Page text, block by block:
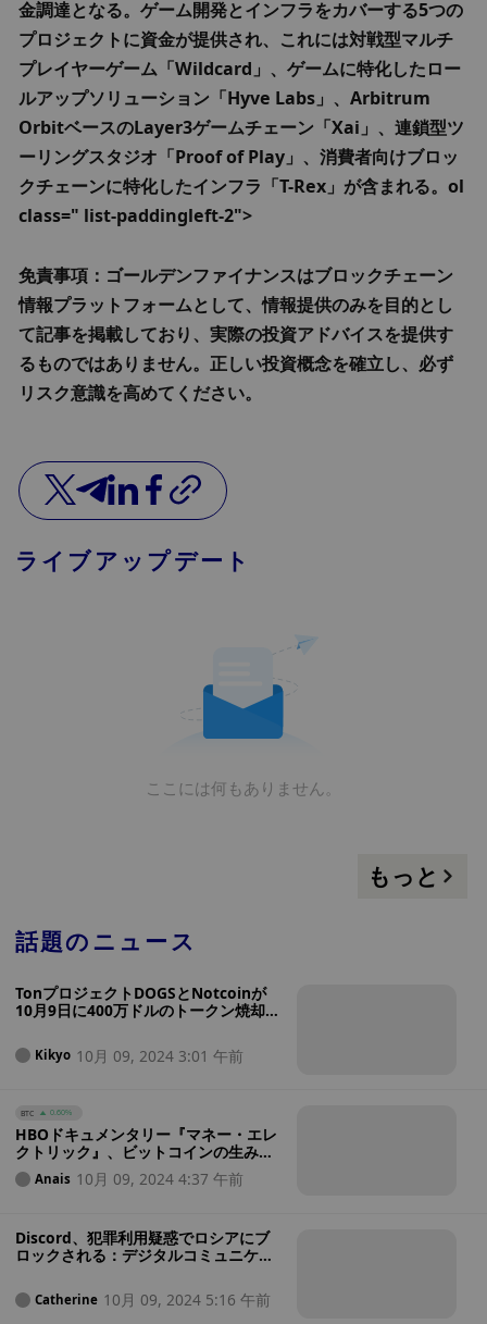
金調達となる。ゲーム開発とインフラをカバーする5つの
プロジェクトに資金が提供され、これには対戦型マルチ
プレイヤーゲーム「Wildcard」、ゲームに特化したロー
ルアップソリューション「Hyve Labs」、Arbitrum
OrbitベースのLayer3ゲームチェーン「Xai」、連鎖型ツ
ーリングスタジオ「Proof of Play」、消費者向けブロッ
クチェーンに特化したインフラ「T-Rex」が含まれる。ol
class=" list-paddingleft-2">
免責事項：ゴールデンファイナンスはブロックチェーン
情報プラットフォームとして、情報提供のみを目的とし
て記事を掲載しており、実際の投資アドバイスを提供す
るものではありません。正しい投資概念を確立し、必ず
リスク意識を高めてください。
ライブアップデート
ここには何もありません。
もっと
話題のニュース
TonプロジェクトDOGSとNotcoinが
10月9日に400万ドルのトークン焼却に
Kikyo 10月 09, 2024 3:01 午前
BTC 0.60%
HBOドキュメンタリー『マネー・エレ
クトリック』、ビットコインの生みの
親の名前を挙げるも「私はサトシでは
ない」と発言 - 何が起きているのか？
Anais 10月 09, 2024 4:37 午前
Discord、犯罪利用疑惑でロシアにブ
ロックされる：デジタルコミュニケー
Catherine 10月 09, 2024 5:16 午前